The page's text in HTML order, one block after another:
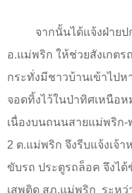
จากนั้นได้แจ้งฝ่าย
อ.แม่พริก ให้ช่วยสังเกต
กระทั่งมีชาวบ้านเข้าไป
จอดทิ้งไว้ในป่าทิศเหนือ
เนื่องบนถนนสายแม่พริก
2 ต.แม่พริก จึงรีบแจ้งเจ้
ขับรถ ประตูรถล็อค จึงไ
เสพติด สภ.แม่พริก ระหว่